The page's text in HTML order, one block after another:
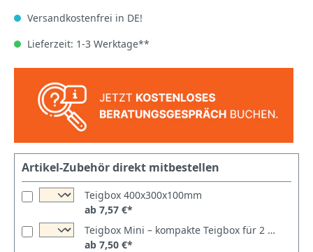
Versandkostenfrei in DE!
Lieferzeit: 1-3 Werktage**
Artikel-Zubehör direkt mitbestellen
Teigbox 400x300x100mm
ab 7,57 €*
Teigbox Mini – kompakte Teigbox für 2 Teiglinge
ab 7,50 €*